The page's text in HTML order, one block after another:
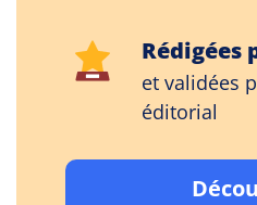
Rédigées
et validées
éditorial